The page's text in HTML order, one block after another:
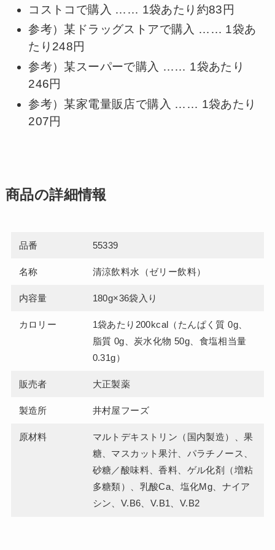
コストコで購入 …… 1袋あたり約83円
参考）某ドラッグストアで購入 …… 1袋あ
たり248円
参考）某スーパーで購入 …… 1袋あたり
246円
参考）某家電量販店で購入 …… 1袋あたり
207円
商品の詳細情報
品番 55339
名称 清涼飲料水（ゼリー飲料）
内容量 180g×36袋入り
カロリー
1袋あたり200kcal（たんぱく質 0g、
脂質 0g、炭水化物 50g、食塩相当量
0.31g）
販売者 大正製薬
製造所 井村屋フーズ
原材料
マルトデキストリン（国内製造）、果
糖、マスカット果汁、パラチノース、
砂糖／酸味料、香料、ゲル化剤（増粘
多糖類）、乳酸Ca、塩化Mg、ナイア
シン、V.B6、V.B1、V.B2